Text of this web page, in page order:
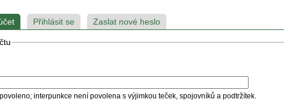
Přihlásit se Zaslat nové heslo
interpunkce není povolena s výjimkou teček, spojovníků a podtržítek.